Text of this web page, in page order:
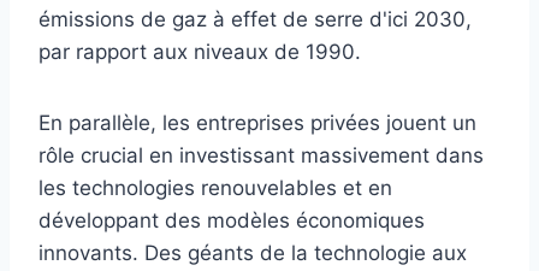
émissions de gaz à effet de serre d'ici 2030,
par rapport aux niveaux de 1990.
En parallèle, les entreprises privées jouent un
rôle crucial en investissant massivement dans
les technologies renouvelables et en
développant des modèles économiques
innovants. Des géants de la technologie aux